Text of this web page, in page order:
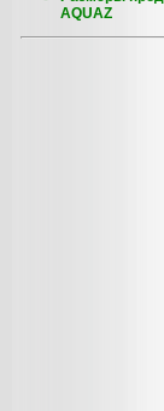
AQUAZ